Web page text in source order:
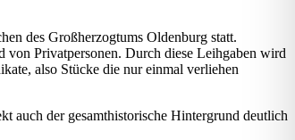
des Großherzogtums Oldenburg statt.
von Privatpersonen. Durch diese Leihgaben wird
also Stücke die nur einmal verliehen
auch der gesamthistorische Hintergrund deutlich